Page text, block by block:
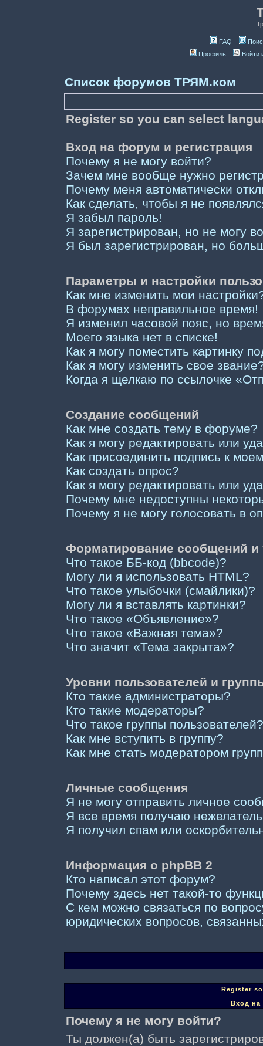
FAQ
Профиль
Войти
Список форумов ТРЯМ.ком
Register so you can select
Вход на форум и регистрация
Почему я не могу войти?
Зачем мне вообще нужно
Почему меня автоматически
Как сделать, чтобы я не
Я забыл пароль!
Я зарегистрирован, но не могу
Я был зарегистрирован, но
Параметры и настройки
Как мне изменить мои
В форумах неправильное время!
Я изменил часовой пояс, но
Моего языка нет в списке!
Как я могу поместить картинку
Как я могу изменить свое
Когда я щелкаю по ссылочке
Создание сообщений
Как мне создать тему в форуме?
Как я могу редактировать или
Как присоединить подпись к
Как создать опрос?
Как я могу редактировать или
Почему мне недоступны
Почему я не могу голосовать в
Форматирование сообщений
Что такое ББ-код (bbcode)?
Могу ли я использовать HTML?
Что такое улыбочки (смайлики)?
Могу ли я вставлять картинки?
Что такое «Объявление»?
Что такое «Важная тема»?
Что значит «Тема закрыта»?
Уровни пользователей и
Кто такие администраторы?
Кто такие модераторы?
Что такое группы пользователей?
Как мне вступить в группу?
Как мне стать модератором
Личные сообщения
Я не могу отправить личное
Я все время получаю
Я получил спам или
Информация о phpBB 2
Кто написал этот форум?
Почему здесь нет такой-то
С кем можно связаться по
юридических вопросов,
Register
Вход на
Почему я не могу войти?
Ты должен(а) быть